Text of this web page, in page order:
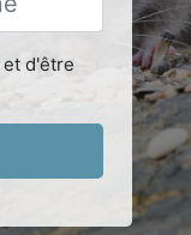
et d'être